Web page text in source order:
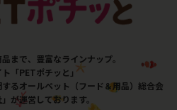
まで、豊富なラインナップ。
「PETポチッと」
るオールペット（フード＆用品）総合会
が運営しております。